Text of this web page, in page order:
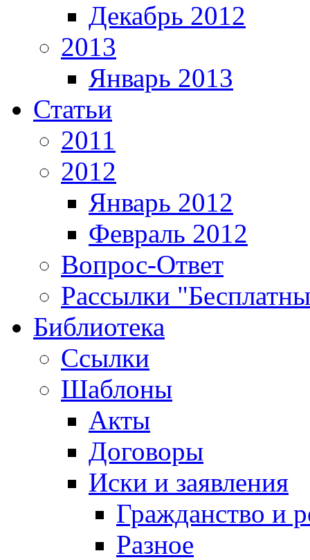
Декабрь 2012
2013
Январь 2013
Статьи
2011
2012
Январь 2012
Февраль 2012
Вопрос-Ответ
Рассылки
Библиотека
Ссылки
Шаблоны
Акты
Договоры
Иски и заявления
Гражданство и
Разное